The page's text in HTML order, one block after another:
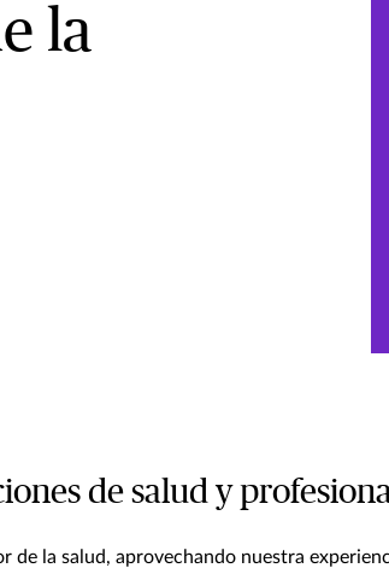
la
de salud y
de la salud, aprovechando nuestra